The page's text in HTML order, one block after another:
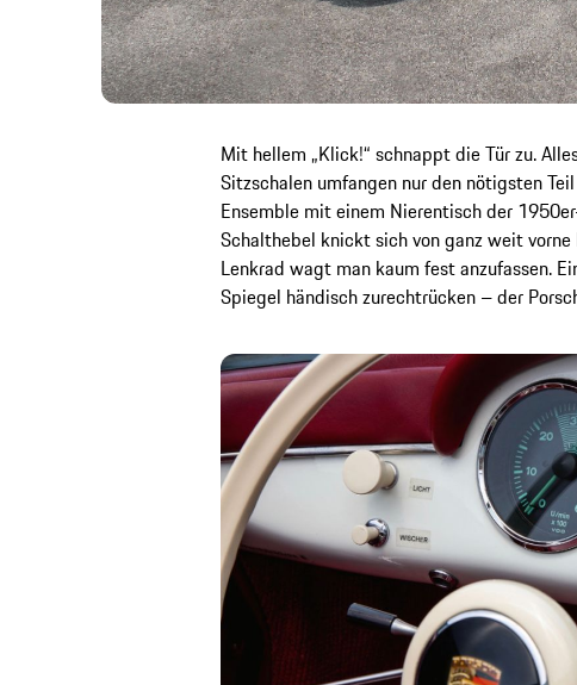
Mit hellem „Klick!“ schnappt die Tür zu.
Sitzschalen umfangen nur den nötigsten
Ensemble mit einem Nierentisch der
Schalthebel knickt sich von ganz weit
Lenkrad wagt man kaum fest anzufassen.
Spiegel händisch zurechtrücken – der